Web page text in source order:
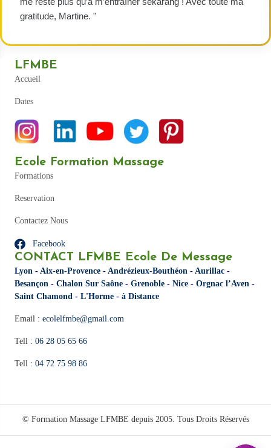
gratitude, Martine. "
LFMBE
Accueil
Dates
Ecole Formation Massage
Formations
Reservation
Contactez Nous
Facebook
CONTACT LFMBE Ecole De Message
Lyon - Aix-en-Provence - Andrézieux-Bouthéon - Aurillac -
Besançon - Chalon Sur Saône - Grenoble - Nice - Orgnac l’Aven -
Saint Chamond - L'Horme - à Distance
Email : ecolelfmbe@gmail.com
Tell : 06 28 05 65 66
Tell : 04 72 75 98 86
© Formation Massage LFMBE depuis 2005. Tous Droits Réservés